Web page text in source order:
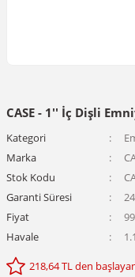
CASE - 1'' İç Dişli
Kategori
Marka
Stok Kodu
Garanti Süresi
Fiyat
Havale
218,64 TL den